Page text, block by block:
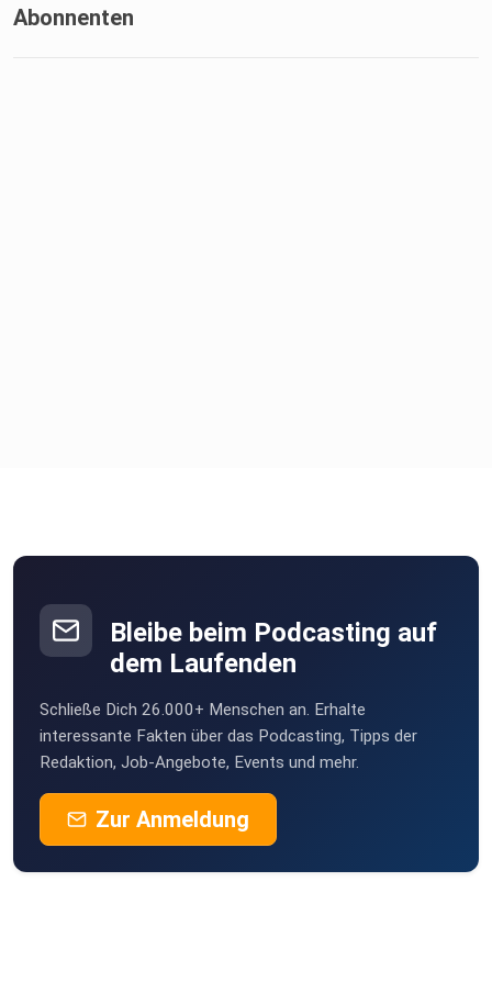
Abonnenten
Bleibe beim Podcasting auf
dem Laufenden
Schließe Dich 26.000+ Menschen an. Erhalte
interessante Fakten über das Podcasting, Tipps der
Redaktion, Job-Angebote, Events und mehr.
Zur Anmeldung